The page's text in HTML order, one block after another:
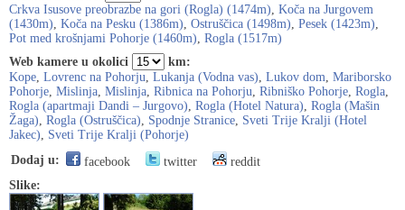
Crkva Isusove preobrazbe na gori (Rogla) (1474m), Koča na Jurgovem
(1430m), Koča na Pesku (1386m), Ostruščica (1498m), Pesek (1423m),
Pot med krošnjami Pohorje (1460m), Rogla (1517m)
Web kamere u okolici
km:
Kope, Lovrenc na Pohorju, Lukanja (Vodna vas), Lukov dom, Mariborsko
Pohorje, Mislinja, Mislinja, Ribnica na Pohorju, Ribniško Pohorje, Rogla,
Rogla (apartmaji Dandi – Jurgovo), Rogla (Hotel Natura), Rogla (Mašin
Žaga), Rogla (Ostruščica), Spodnje Stranice, Sveti Trije Kralji (Hotel
Jakec), Sveti Trije Kralji (Pohorje)
Dodaj u:
facebook twitter
reddit
Slike: